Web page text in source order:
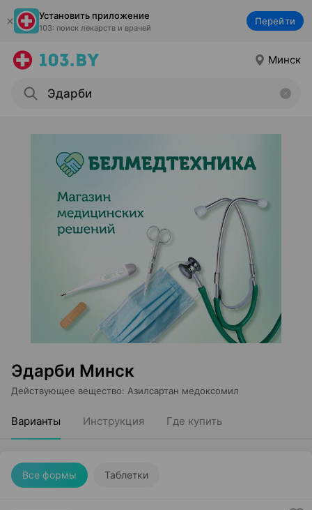
Установить приложение
103: поиск лекарств и врачей
Перейти
Минск
Эдарби Минск
Действующее вещество: Азилсартан медоксомил
Варианты Инструкция Где купить
Все формы Таблетки